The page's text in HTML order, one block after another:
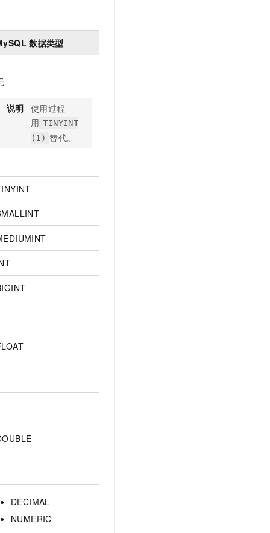
数据类型
说明 使用过程
用 TINYINT
(1) 替代。
DECIMAL
NUMERIC
能体编程平台
创作平台
提取
一步搞定创意建站
通过自然语言交互简化开发流程,全栈开发支持
激活高效办公新体验